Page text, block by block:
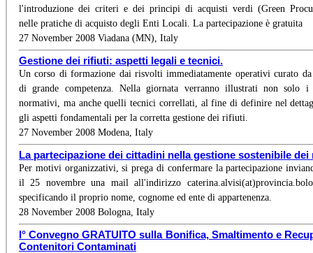
l'introduzione dei criteri e dei principi di acquisti verdi (Green
nelle pratiche di acquisto degli Enti Locali. La partecipazione è gratuita
27 November 2008 Viadana (MN), Italy
Gestione dei rifiuti: aspetti legali e tecnici.
Un corso di formazione dai risvolti immediatamente operativi curato
di grande competenza. Nella giornata verranno illustrati non solo i
normativi, ma anche quelli tecnici correllati, al fine di definire nel
gli aspetti fondamentali per la corretta gestione dei rifiuti.
27 November 2008 Modena, Italy
La partecipazione dei cittadini nella gestione sostenibile
Per motivi organizzativi, si prega di confermare la partecipazione
il 25 novembre una mail all'indirizzo
specificando il proprio nome, cognome ed ente di appartenenza.
28 November 2008 Bologna, Italy
I° Convegno GRATUITO sulla Bonifica, Smaltimento e
Contenitori Contaminati